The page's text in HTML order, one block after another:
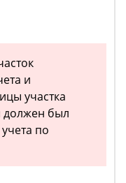
и
участка
должен был
по